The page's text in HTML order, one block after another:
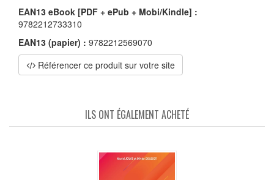
EAN13 eBook [PDF + ePub + Mobi/Kindle] :
9782212733310
EAN13 (papier) : 9782212569070
Référencer ce produit sur votre site
ILS ONT ÉGALEMENT ACHETÉ